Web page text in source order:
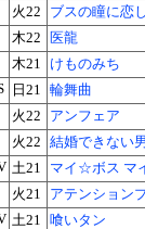
火22
ブスの瞳に恋
木22
医龍
木21
けものみち
日21
輪舞曲
火22
アンフェア
火22
結婚できない
土21
マイ☆ボス マ
火21
アテンション
土21
喰いタン